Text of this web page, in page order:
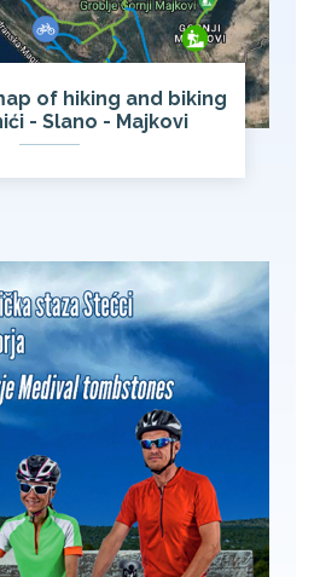
of hiking and biking
- Slano - Majkovi